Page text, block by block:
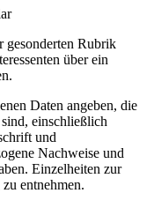
gesonderten Rubrik
über ein
Daten angeben, die
einschließlich
und
Nachweise und
Einzelheiten zur
entnehmen.